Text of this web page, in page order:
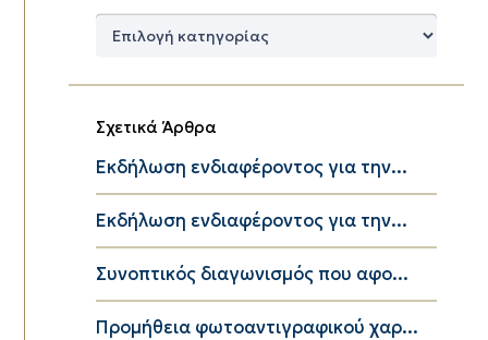
Δημοφιλείς
Σχετικά Άρθρα
Εκδήλωση ενδιαφέροντος για την...
Εκδήλωση ενδιαφέροντος για την...
Συνοπτικός διαγωνισμός που αφο...
Προμήθεια φωτοαντιγραφικού χαρ...